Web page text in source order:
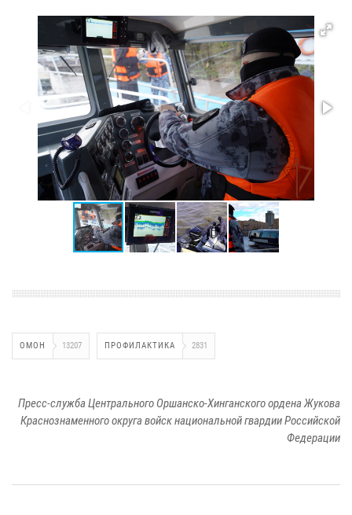
ОМОН 13207 ПРОФИЛАКТИКА 2831
Пресс-служба Центрального Оршанско-Хинганского ордена Жукова
Краснознаменного округа войск национальной гвардии Российской
Федерации